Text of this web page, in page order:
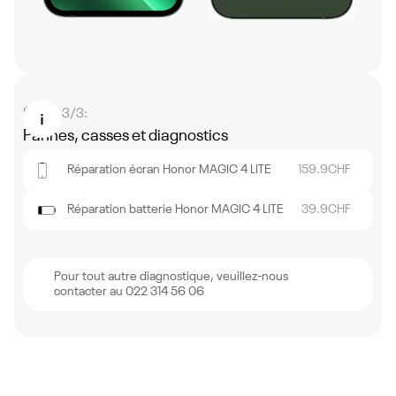
Étape 3/3:
Pannes, casses et diagnostics
Réparation écran Honor MAGIC 4 LITE 159.9CHF
Réparation batterie Honor MAGIC 4 LITE 39.9CHF
Pour tout autre diagnostique, veuillez-nous
contacter au 022 314 56 06